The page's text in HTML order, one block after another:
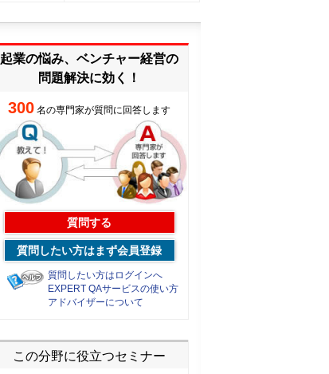
起業の悩み、ベンチャー経営の
問題解決に効く！
300 名の専門家が質問に回答します
質問する
質問したい方はまず会員登録
質問したい方はログインへ
EXPERT QAサービスの使い方
アドバイザーについて
この分野に役立つセミナー